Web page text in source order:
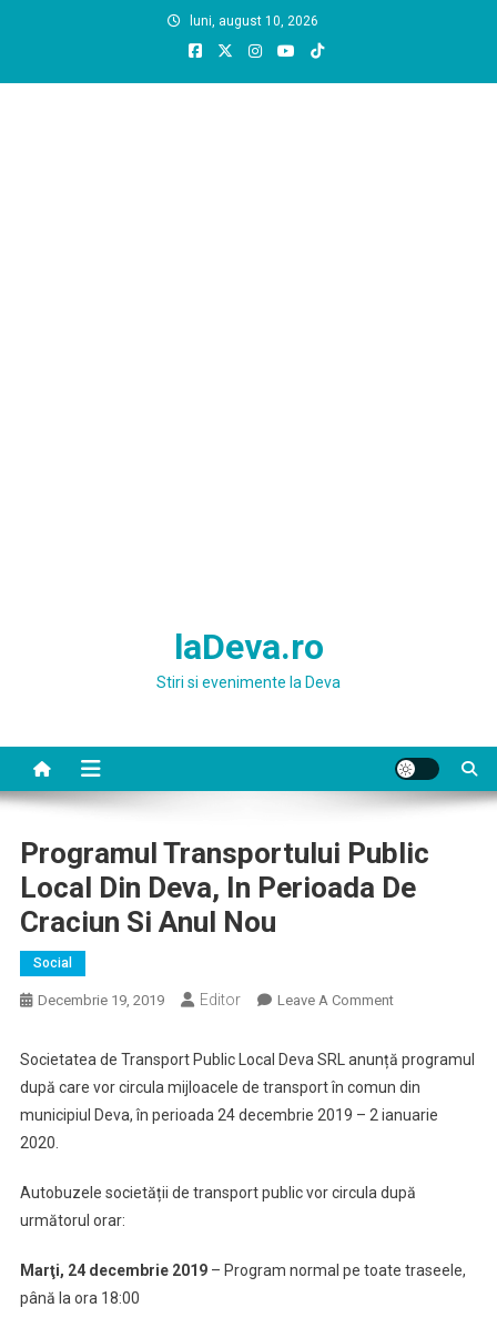
luni, august 10, 2026
laDeva.ro
Stiri si evenimente la Deva
Programul Transportului Public
Local Din Deva, In Perioada De
Craciun Si Anul Nou
Social
Decembrie 19, 2019 Editor Leave A CommentOn
Transportului
Perioada
Si
Societatea de Transport Public Local Deva SRL anunță programul
după care vor circula mijloacele de transport în comun din
municipiul Deva, în perioada 24 decembrie 2019 – 2 ianuarie
2020.
Autobuzele societății de transport public vor circula după
următorul orar:
Marţi, 24 decembrie 2019– Program normal pe toate traseele,
până la ora 18:00